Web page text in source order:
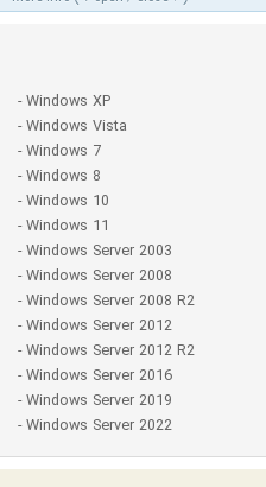
- Windows XP
- Windows Vista
- Windows 7
- Windows 8
- Windows 10
- Windows 11
- Windows Server 2003
- Windows Server 2008
- Windows Server 2008 R2
- Windows Server 2012
- Windows Server 2012 R2
- Windows Server 2016
- Windows Server 2019
- Windows Server 2022